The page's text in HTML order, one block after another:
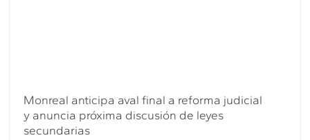
Monreal anticipa aval final a reforma judicial
y anuncia próxima discusión de leyes
secundarias